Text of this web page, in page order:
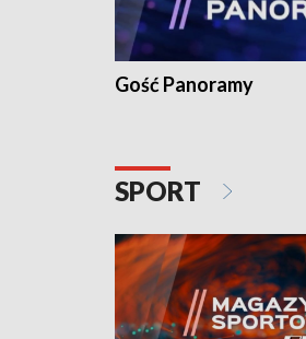
Gość Panoramy
SPORT